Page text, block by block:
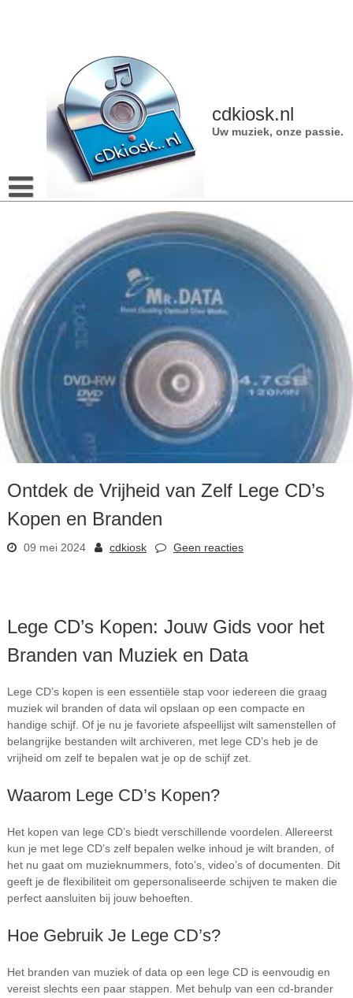
cdkiosk.nl
Uw muziek, onze passie.
Ontdek de Vrijheid van Zelf Lege CD’s
Kopen en Branden
09 mei 2024 cdkiosk Geen reacties
Lege CD’s Kopen: Jouw Gids voor het
Branden van Muziek en Data
Lege CD’s kopen is een essentiële stap voor iedereen die graag
muziek wil branden of data wil opslaan op een compacte en
handige schijf. Of je nu je favoriete afspeellijst wilt samenstellen of
belangrijke bestanden wilt archiveren, met lege CD’s heb je de
vrijheid om zelf te bepalen wat je op de schijf zet.
Waarom Lege CD’s Kopen?
Het kopen van lege CD’s biedt verschillende voordelen. Allereerst
kun je met lege CD’s zelf bepalen welke inhoud je wilt branden, of
het nu gaat om muzieknummers, foto’s, video’s of documenten. Dit
geeft je de flexibiliteit om gepersonaliseerde schijven te maken die
perfect aansluiten bij jouw behoeften.
Hoe Gebruik Je Lege CD’s?
Het branden van muziek of data op een lege CD is eenvoudig en
vereist slechts een paar stappen. Met behulp van een cd-brander